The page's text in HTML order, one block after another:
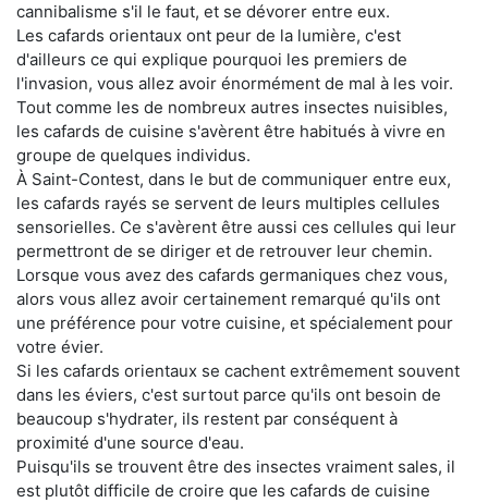
cannibalisme s'il le faut, et se dévorer entre eux.
Les cafards orientaux ont peur de la lumière, c'est
d'ailleurs ce qui explique pourquoi les premiers de
l'invasion, vous allez avoir énormément de mal à les voir.
Tout comme les de nombreux autres insectes nuisibles,
les cafards de cuisine s'avèrent être habitués à vivre en
groupe de quelques individus.
À Saint-Contest, dans le but de communiquer entre eux,
les cafards rayés se servent de leurs multiples cellules
sensorielles. Ce s'avèrent être aussi ces cellules qui leur
permettront de se diriger et de retrouver leur chemin.
Lorsque vous avez des cafards germaniques chez vous,
alors vous allez avoir certainement remarqué qu'ils ont
une préférence pour votre cuisine, et spécialement pour
votre évier.
Si les cafards orientaux se cachent extrêmement souvent
dans les éviers, c'est surtout parce qu'ils ont besoin de
beaucoup s'hydrater, ils restent par conséquent à
proximité d'une source d'eau.
Puisqu'ils se trouvent être des insectes vraiment sales, il
est plutôt difficile de croire que les cafards de cuisine